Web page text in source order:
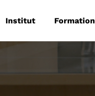
Institut Formation